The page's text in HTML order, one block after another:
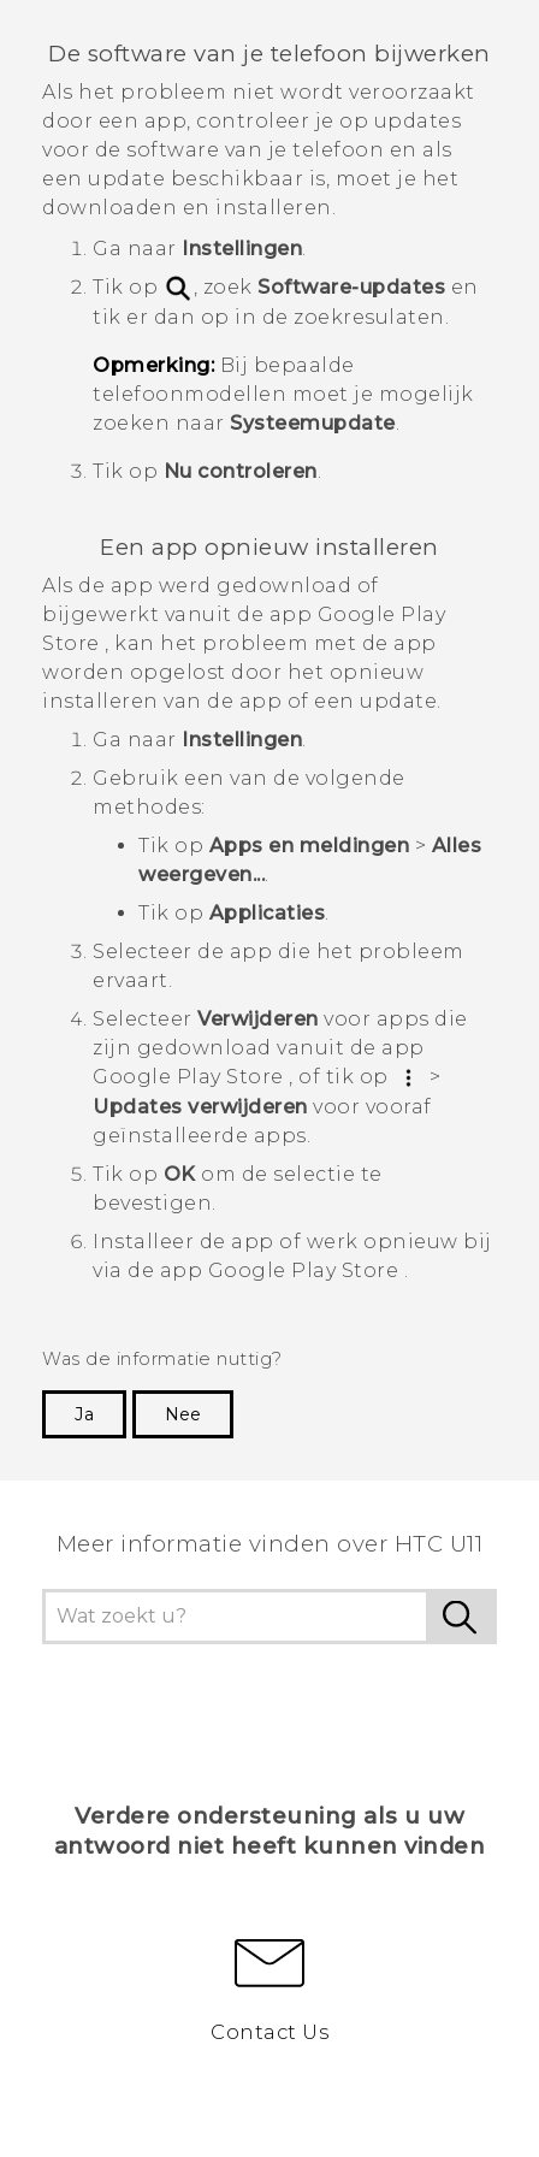
De software van je telefoon bijwerken
Als het probleem niet wordt veroorzaakt
door een app, controleer je op updates
voor de software van je telefoon en als
een update beschikbaar is, moet je het
downloaden en installeren.
Ga naar Instellingen.
Tik op
, zoek Software-updates en
tik er dan op in de zoekresulaten.
Opmerking:Bij bepaalde
telefoonmodellen moet je mogelijk
zoeken naar Systeemupdate.
Tik op Nu controleren.
Een app opnieuw installeren
Als de app werd gedownload of
bijgewerkt vanuit de app Google Play
Store , kan het probleem met de app
worden opgelost door het opnieuw
installeren van de app of een update.
Ga naar Instellingen.
Gebruik een van de volgende
methodes:
Tik op Apps en meldingen > Alles
weergeven....
Tik op Applicaties.
Selecteer de app die het probleem
ervaart.
Selecteer Verwijderen voor apps die
zijn gedownload vanuit de app
Google Play Store , of tik op
>
Updates verwijderen voor vooraf
geïnstalleerde apps.
Tik op OKom de selectie te
bevestigen.
Installeer de app of werk opnieuw bij
via de app Google Play Store .
Was de informatie nuttig?
Ja
Nee
Meer informatie vinden over HTC U11
Verdere ondersteuning als u uw
antwoord niet heeft kunnen vinden
Contact Us